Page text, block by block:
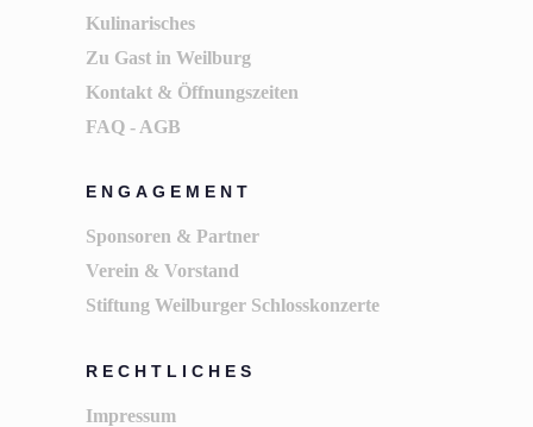
Kulinarisches
Zu Gast in Weilburg
Kontakt & Öffnungszeiten
FAQ - AGB
ENGAGEMENT
Sponsoren & Partner
Verein & Vorstand
Stiftung Weilburger Schlosskonzerte
RECHTLICHES
Impressum